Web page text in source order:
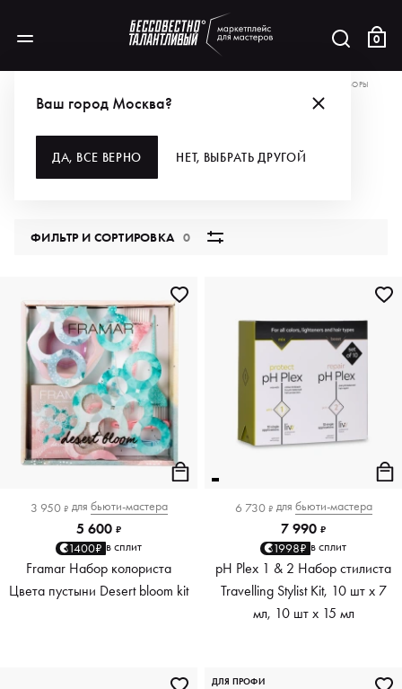
0
Ваш город Москва?
ДА, ВСЕ ВЕРНО НЕТ, ВЫБРАТЬ ДРУГОЙ
НАБОРЫ
НАБОРЫ
ФИЛЬТР И СОРТИРОВКА0
3 950 ₽ для бьюти-мастера
5 600 ₽
1400₽ в сплит
Framar Набор колориста
Цвета пустыни Desert bloom kit
6 730 ₽ для бьюти-мастера
7 990 ₽
1998₽ в сплит
pH Plex 1 & 2 Набор стилиста
Travelling Stylist Kit, 10 шт х 7
мл, 10 шт х 15 мл
ДЛЯ ПРОФИ